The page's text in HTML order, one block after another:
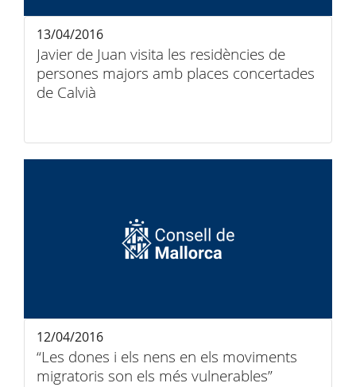
Javier de Juan visita les residències de
persones majors amb places concertades
de Calvià
13/04/2016
“Les dones i els nens en els moviments
migratoris son els més vulnerables”
12/04/2016